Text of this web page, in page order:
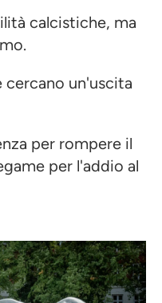
calcistiche, ma
cercano un'uscita
per rompere il
per l'addio al